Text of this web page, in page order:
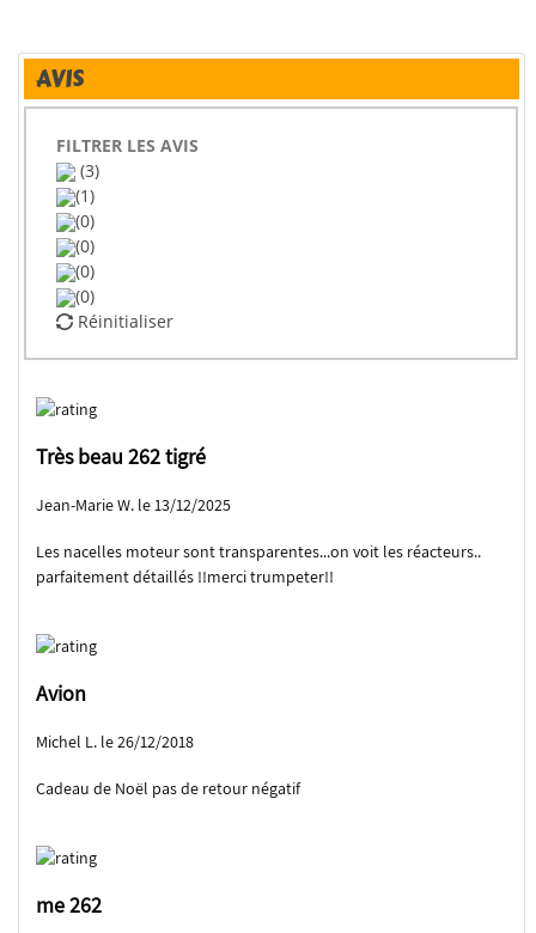
AVIS
FILTRER LES AVIS
(3)
(1)
(0)
(0)
(0)
(0)
Réinitialiser
Très beau 262 tigré
Jean-Marie W. le 13/12/2025
Les nacelles moteur sont transparentes...on voit les réacteurs..
parfaitement détaillés !!merci trumpeter!!
Avion
Michel L. le 26/12/2018
Cadeau de Noël pas de retour négatif
me 262